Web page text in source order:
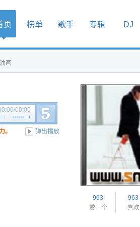
页 榜单 歌手 专辑 DJ
画
/00:00
。 弹出播放
963
赞一个
963
喜欢